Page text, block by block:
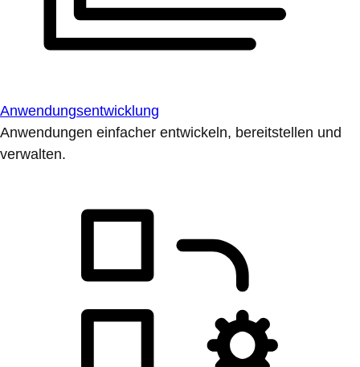
Anwendungsentwicklung
Anwendungen einfacher entwickeln, bereitstellen und
verwalten.